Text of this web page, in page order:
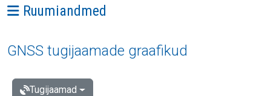
Ava menüü: Ruumiandmed
Ruumiandmed
GNSS tugijaamade graafikud
Tugijaamad